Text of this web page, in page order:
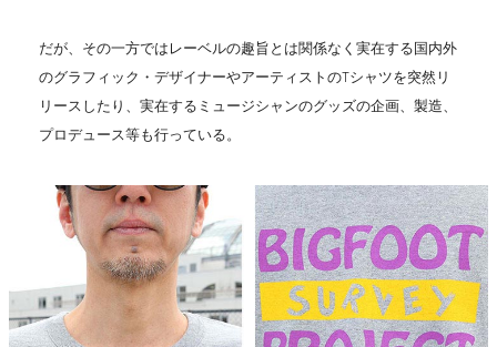
だが、その一方ではレーベルの趣旨とは関係なく実在する国内外
のグラフィック・デザイナーやアーティストのTシャツを突然リ
リースしたり、実在するミュージシャンのグッズの企画、製造、
プロデュース等も行っている。